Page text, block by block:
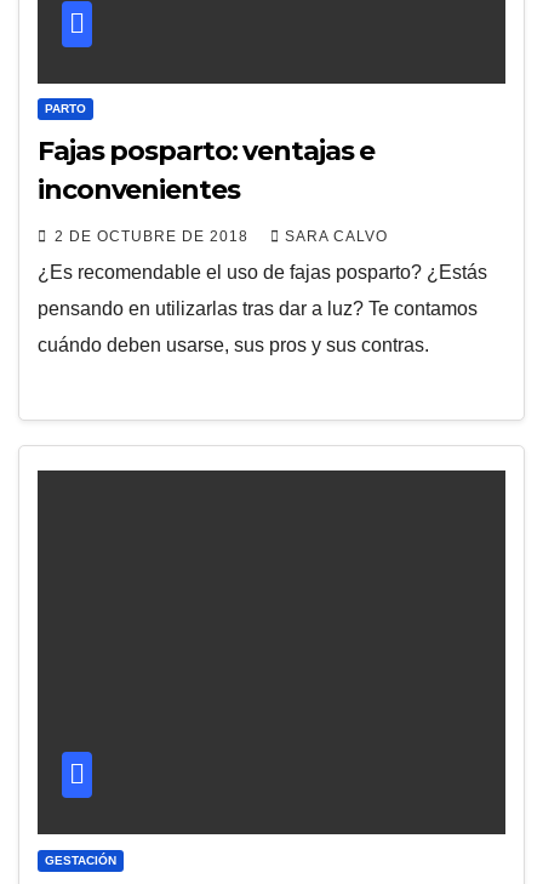
PARTO
Fajas posparto: ventajas e
inconvenientes
2 DE OCTUBRE DE 2018 SARA CALVO
¿Es recomendable el uso de fajas posparto? ¿Estás
pensando en utilizarlas tras dar a luz? Te contamos
cuándo deben usarse, sus pros y sus contras.
GESTACIÓN